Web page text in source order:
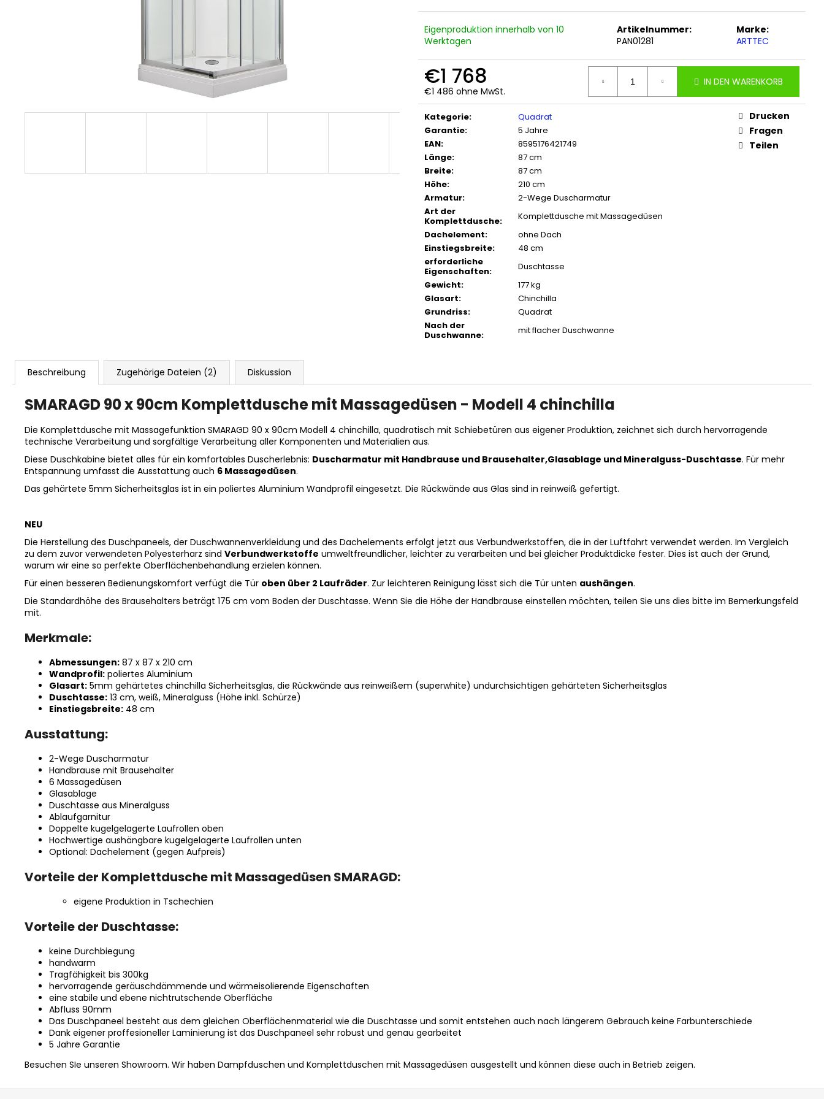
Eigenproduktion innerhalb von 10
Werktagen
Artikelnummer:
PAN01281
Marke:
ARTTEC
€1 768
€1 486 ohne MwSt.
Verkaufspreis:
IN DEN WARENKORB
Kategorie:
Quadrat
Garantie:
5 Jahre
EAN:
8595176421749
Länge:
87 cm
Breite:
87 cm
Höhe:
210 cm
Armatur:
2-Wege Duscharmatur
Art der
Komplettdusche:
Komplettdusche mit Massagedüsen
Dachelement:
ohne Dach
Einstiegsbreite:
48 cm
erforderliche
Eigenschaften:
Duschtasse
Gewicht:
177 kg
Glasart:
Chinchilla
Grundriss:
Quadrat
Nach der
Duschwanne: mit flacher Duschwanne
Drucken
Fragen
Teilen
Beschreibung Zugehörige Dateien (2) Diskussion
SMARAGD 90 x 90cm Komplettdusche mit Massagedüsen - Modell 4 chinchilla
Die Komplettdusche mit Massagefunktion SMARAGD 90 x 90cm Modell 4 chinchilla, quadratisch mit Schiebetüren aus eigener Produktion, zeichnet sich durch hervorragende
technische Verarbeitung und sorgfältige Verarbeitung aller Komponenten und Materialien aus.
Diese Duschkabine bietet alles für ein komfortables Duscherlebnis: Duscharmatur mit Handbrause und Brausehalter,Glasablage und Mineralguss-Duschtasse. Für mehr
Entspannung umfasst die Ausstattung auch 6 Massagedüsen.
Das gehärtete 5mm Sicherheitsglas ist in ein poliertes Aluminium Wandprofil eingesetzt. Die Rückwände aus Glas sind in reinweiß gefertigt.
NEU
Die Herstellung des Duschpaneels, der Duschwannenverkleidung und des Dachelements erfolgt jetzt aus Verbundwerkstoffen, die in der Luftfahrt verwendet werden. Im Vergleich
zu dem zuvor verwendeten Polyesterharz sind Verbundwerkstoffe umweltfreundlicher, leichter zu verarbeiten und bei gleicher Produktdicke fester. Dies ist auch der Grund,
warum wir eine so perfekte Oberflächenbehandlung erzielen können.
Für einen besseren Bedienungskomfort verfügt die Tür oben über 2 Laufräder. Zur leichteren Reinigung lässt sich die Tür unten aushängen.
Die Standardhöhe des Brausehalters beträgt 175 cm vom Boden der Duschtasse. Wenn Sie die Höhe der Handbrause einstellen möchten, teilen Sie uns dies bitte im Bemerkungsfeld
mit.
Merkmale:
Abmessungen: 87 x 87 x 210 cm
Wandprofil: poliertes Aluminium
Glasart: 5mm gehärtetes chinchilla Sicherheitsglas, die Rückwände aus reinweißem (superwhite) undurchsichtigen gehärteten Sicherheitsglas
Duschtasse: 13 cm, weiß, Mineralguss (Höhe inkl. Schürze)
Einstiegsbreite: 48 cm
Ausstattung:
2-Wege Duscharmatur
Handbrause mit Brausehalter
6 Massagedüsen
Glasablage
Duschtasse aus Mineralguss
Ablaufgarnitur
Doppelte kugelgelagerte Laufrollen oben
Hochwertige aushängbare kugelgelagerte Laufrollen unten
Optional: Dachelement (gegen Aufpreis)
Vorteile der Komplettdusche mit Massagedüsen SMARAGD:
eigene Produktion in Tschechien
Vorteile der Duschtasse:
keine Durchbiegung
handwarm
Tragfähigkeit bis 300kg
hervorragende geräuschdämmende und wärmeisolierende Eigenschaften
eine stabile und ebene nichtrutschende Oberfläche
Abfluss 90mm
Das Duschpaneel besteht aus dem gleichen Oberflächenmaterial wie die Duschtasse und somit entstehen auch nach längerem Gebrauch keine Farbunterschiede
Dank eigener proffesioneller Laminierung ist das Duschpaneel sehr robust und genau gearbeitet
5 Jahre Garantie
Besuchen SIe unseren Showroom. Wir haben Dampfduschen und Komplettduschen mit Massagedüsen ausgestellt und können diese auch in Betrieb zeigen.